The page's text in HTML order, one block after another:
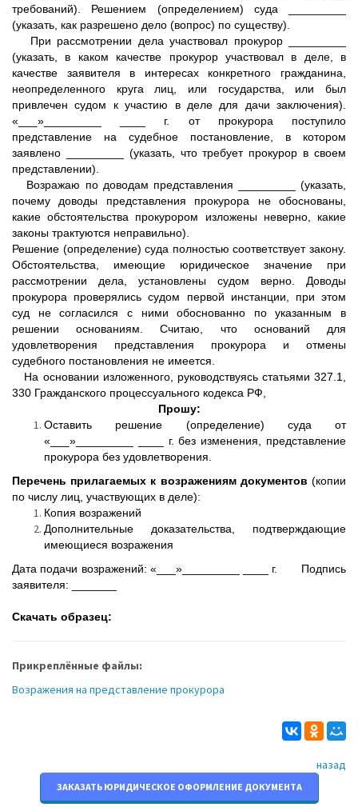
требований). Решением (определением) суда _________
(указать, как разрешено дело (вопрос) по существу).
При рассмотрении дела участвовал прокурор _________
(указать, в каком качестве прокурор участвовал в деле, в
качестве заявителя в интересах конкретного гражданина,
неопределенного круга лиц, или государства, или был
привлечен судом к участию в деле для дачи заключения).
«___»_________ ____ г. от прокурора поступило
представление на судебное постановление, в котором
заявлено _________ (указать, что требует прокурор в своем
представлении).
Возражаю по доводам представления _________ (указать,
почему доводы представления прокурора не обоснованы,
какие обстоятельства прокурором изложены неверно, какие
законы трактуются неправильно).
Решение (определение) суда полностью соответствует закону.
Обстоятельства, имеющие юридическое значение при
рассмотрении дела, установлены судом верно. Доводы
прокурора проверялись судом первой инстанции, при этом
суд не согласился с ними обоснованно по указанным в
решении основаниям. Считаю, что оснований для
удовлетворения представления прокурора и отмены
судебного постановления не имеется.
На основании изложенного, руководствуясь статьями 327.1,
330 Гражданского процессуального кодекса РФ,
Прошу:
Оставить решение (определение) суда от
«___»_________ ____ г. без изменения, представление
прокурора без удовлетворения.
Перечень прилагаемых к возражениям документов (копии
по числу лиц, участвующих в деле):
Копия возражений
Дополнительные доказательства, подтверждающие
имеющиеся возражения
Дата подачи возражений: «___»_________ ____ г. Подпись
заявителя: _______
Скачать образец:
Прикреплённые файлы:
Возражения на представление прокурора
назад
ЗАКАЗАТЬ ЮРИДИЧЕСКОЕ ОФОРМЛЕНИЕ ДОКУМЕНТА